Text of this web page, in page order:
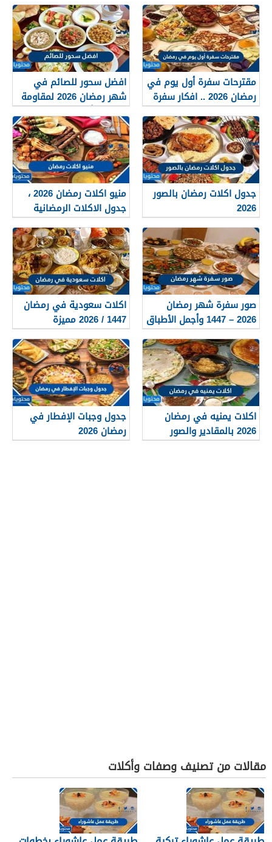
مقترحات سفرة أول يوم في
رمضان 2026 .. افكار سفرة
1 رمضان
افضل سحور للصائم في
شهر رمضان 2026 لمقاومة
العطش أثناء الصيام
جدول اكلات رمضان بالصور
2026
منيو اكلات رمضان 2026 ،
جدول الاكلات الرمضانية
للشهر كامل
صور سفرة شهر رمضان
2026 – 1447 وأجمل الأطباق
الرمضانية الجديدة
اكلات سعودية في رمضان
1447 / 2026 مميزة
بالمقادير والصور
اكلات يمنيه في رمضان
2026 بالمقادير والصور
جدول وجبات الإفطار في
رمضان 2026
مقالات من تصنيف وصفات وأكلات